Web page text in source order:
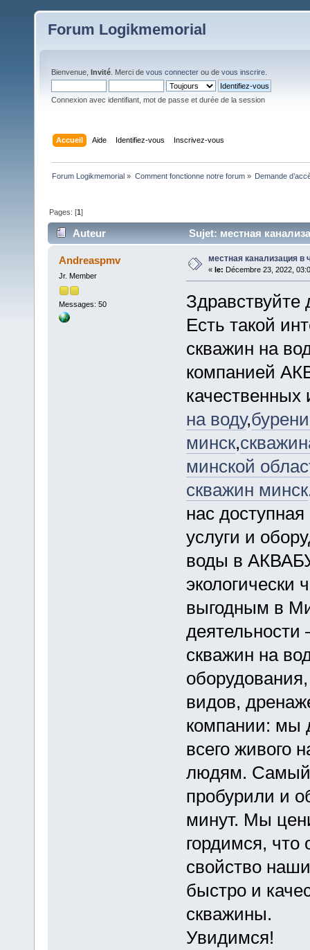
Forum Logikmemorial
Bienvenue, Invité . Merci de vous connecter ou de vous inscrire
Connexion avec identifiant, mot de passe et durée de la session
Accueil Aide Identifiez-vous Inscrivez-vous
Forum Logikmemorial » Comment fonctionne notre forum» Demande
Pages: [1]
Auteur Sujet: местная
Andreaspmv
Jr. Member
Messages: 50
местная канализация в
« le: Décembre 23, 2022,
Здравствуйте
Есть такой
скважин на
компанией
качественных
на воду,
минск,
минской
скважин минск
нас
услуги и
воды в
экологически
выгодным в
скважин на
видов,
компании: мы
всего живого
людям. Самый
пробурили и
минут. Мы
гордимся, что
свойство
быстро и
скважины.
Увидимся!